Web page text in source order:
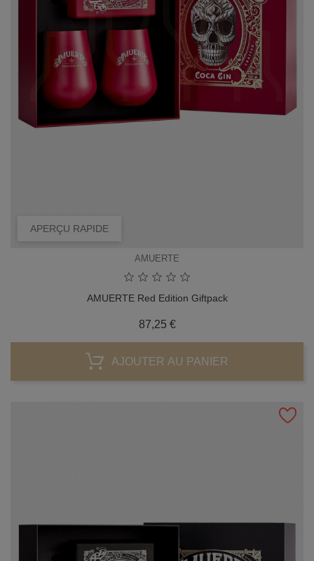
APERÇU RAPIDE
AMUERTE
AMUERTE Red Edition Giftpack
87,25 €Prix
AJOUTER AU PANIER